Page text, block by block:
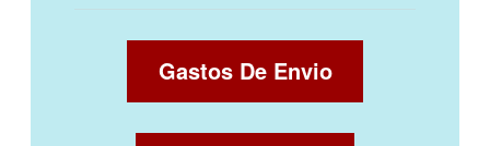
Gastos De Envio